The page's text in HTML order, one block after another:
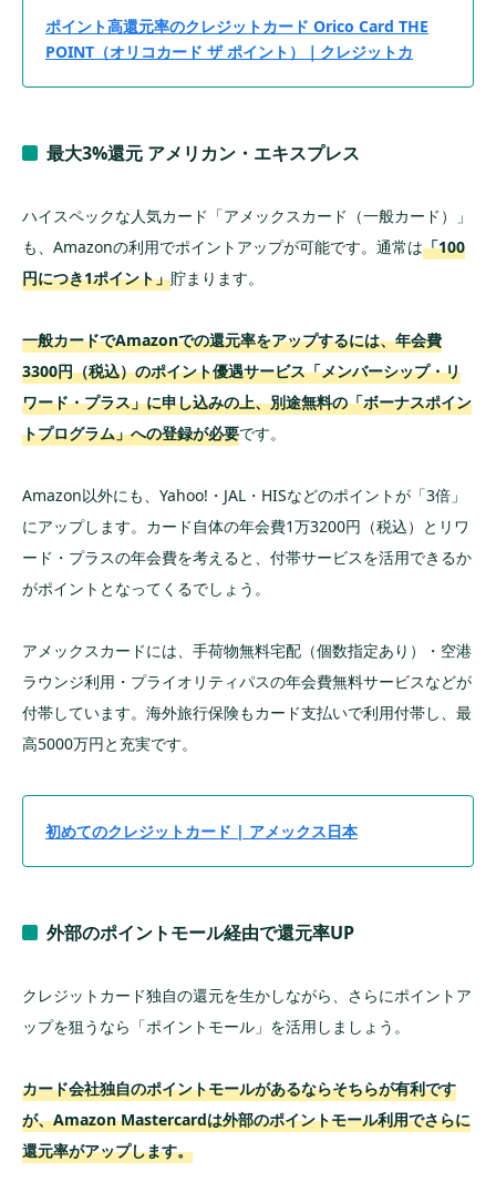
ポイント高還元率のクレジットカード Orico Card THE
POINT（オリコカード ザ ポイント）｜クレジットカ
最大3%還元 アメリカン・エキスプレス
ハイスペックな人気カード「アメックスカード（一般カード）」
も、Amazonの利用でポイントアップが可能です。通常は「100
円につき1ポイント」貯まります。
一般カードでAmazonでの還元率をアップするには、年会費
3300円（税込）のポイント優遇サービス「メンバーシップ・リ
ワード・プラス」に申し込みの上、別途無料の「ボーナスポイン
トプログラム」への登録が必要です。
Amazon以外にも、Yahoo!・JAL・HISなどのポイントが「3倍」
にアップします。カード自体の年会費1万3200円（税込）とリワ
ード・プラスの年会費を考えると、付帯サービスを活用できるか
がポイントとなってくるでしょう。
アメックスカードには、手荷物無料宅配（個数指定あり）・空港
ラウンジ利用・プライオリティパスの年会費無料サービスなどが
付帯しています。海外旅行保険もカード支払いで利用付帯し、最
高5000万円と充実です。
初めてのクレジットカード | アメックス日本
外部のポイントモール経由で還元率UP
クレジットカード独自の還元を生かしながら、さらにポイントア
ップを狙うなら「ポイントモール」を活用しましょう。
カード会社独自のポイントモールがあるならそちらが有利です
が、Amazon Mastercardは外部のポイントモール利用でさらに
還元率がアップします。